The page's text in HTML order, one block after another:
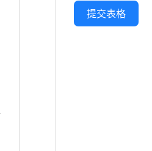
提交表格